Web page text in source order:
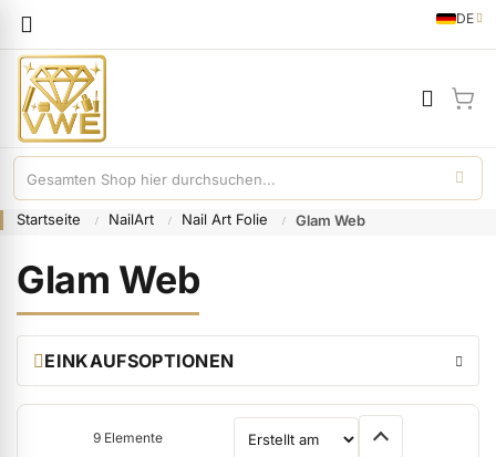
Sprache
DE
German
Startseite NailArt Nail Art Folie Glam Web
Glam Web
9Elemente
Sortieren nach
EINKAUFSOPTIONEN